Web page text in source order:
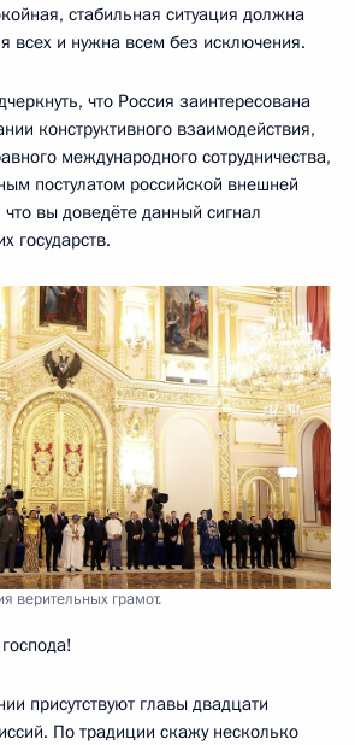
стабильная ситуация должна
всех и нужна всем без исключения.
что Россия заинтересована
конструктивного взаимодействия,
международного сотрудничества,
постулатом российской внешней
вы доведёте данный сигнал
государств.
верительных грамот.
присутствуют главы двадцати
По традиции скажу несколько